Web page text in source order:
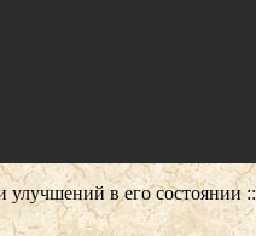
улучшений в его